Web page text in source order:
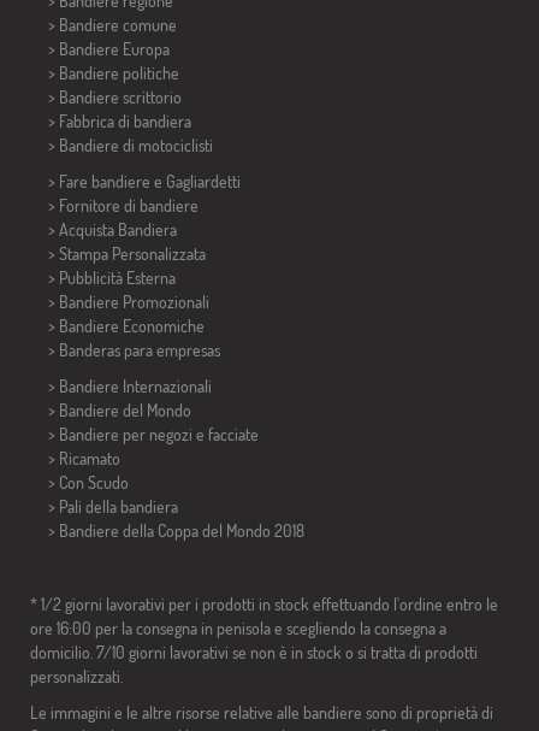
> Bandiere comune
> Bandiere Europa
> Bandiere politiche
> Bandiere scrittorio
> Fabbrica di bandiera
> Bandiere di motociclisti
> Fare bandiere e Gagliardetti
> Fornitore di bandiere
> Acquista Bandiera
> Stampa Personalizzata
> Pubblicità Esterna
> Bandiere Promozionali
> Bandiere Economiche
> Banderas para empresas
> Bandiere Internazionali
> Bandiere del Mondo
> Bandiere per negozi e facciate
> Ricamato
> Con Scudo
> Pali della bandiera
> Bandiere della Coppa del Mondo 2018
* 1/2 giorni lavorativi per i prodotti in stock effettuando l'ordine entro le
ore 16:00 per la consegna in penisola e scegliendo la consegna a
domicilio. 7/10 giorni lavorativi se non è in stock o si tratta di prodotti
personalizzati.
Le immagini e le altre risorse relative alle bandiere sono di proprietà di